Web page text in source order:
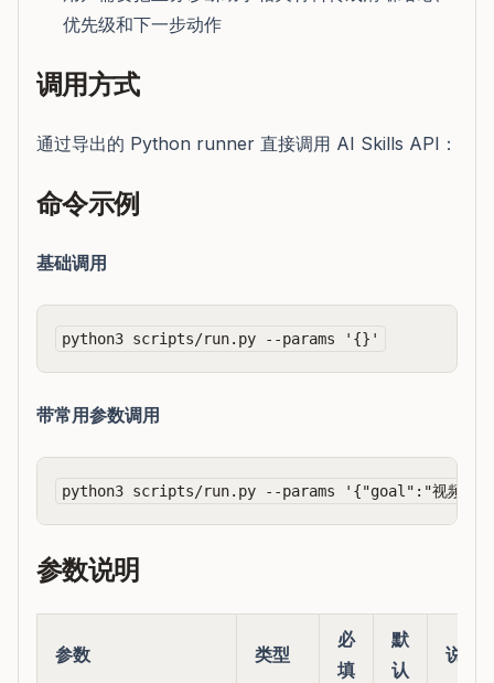
优先级和下一步动作
调用方式
通过导出的 Python runner 直接调用 AI Skills API：
命令示例
基础调用
带常用参数调用
参数说明
参数 类型
必
填
默
认
说明